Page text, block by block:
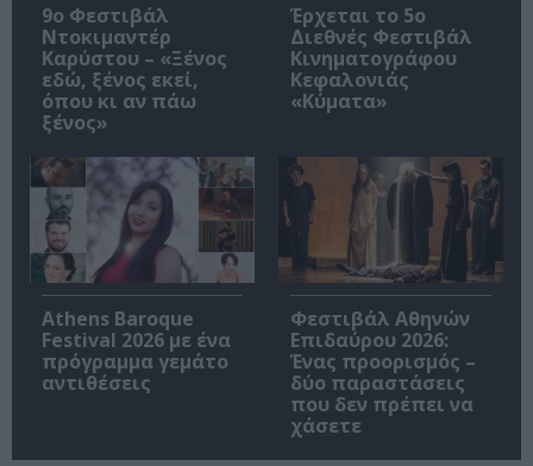
9ο Φεστιβάλ
Ντοκιμαντέρ
Καρύστου – «Ξένος
εδώ, ξένος εκεί,
όπου κι αν πάω
ξένος»
Έρχεται το 5ο
Διεθνές Φεστιβάλ
Κινηματογράφου
Κεφαλονιάς
«Κύματα»
Athens Baroque
Festival 2026 με ένα
πρόγραμμα γεμάτο
αντιθέσεις
Φεστιβάλ Αθηνών
Επιδαύρου 2026:
Ένας προορισμός –
δύο παραστάσεις
που δεν πρέπει να
χάσετε